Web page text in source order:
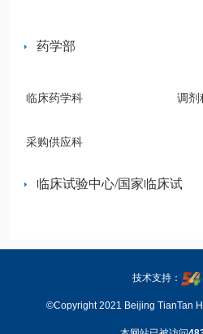
药学部
临床药学科 调剂
采购供应科
临床试验中心/国家临床试验
技术支持：
©Copyright 2021 Beijing TianTan